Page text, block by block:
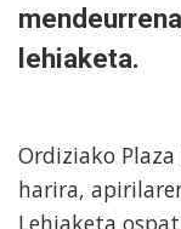
lehiaketa.
Ordiziako
harira,